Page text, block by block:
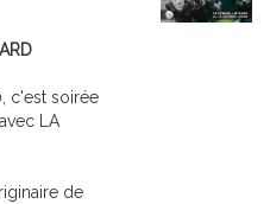
c'est soirée
LA
de